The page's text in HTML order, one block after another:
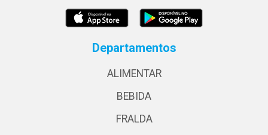
Departamentos
ALIMENTAR
BEBIDA
FRALDA